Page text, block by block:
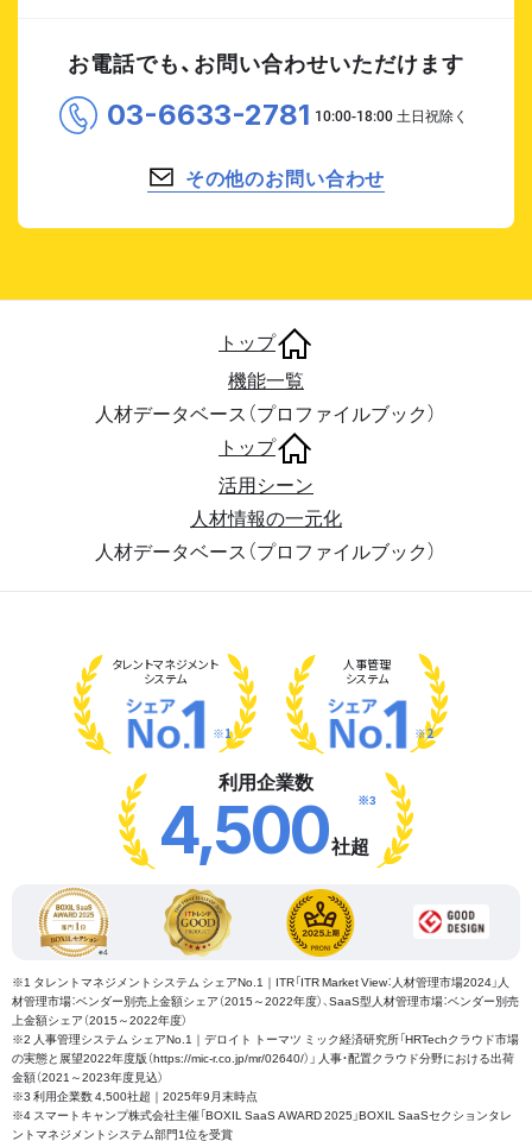
お電話でも、お問い合わせいただけます
03-6633-2781
その他のお問い合わせ
トップ
機能一覧
人材データベース（プロファイルブック）
トップ
活用シーン
人材情報の一元化
人材データベース（プロファイルブック）
タレントマネジメント
システム
※1
人事管理
システム
※2
利用企業数
4,500社超
※3
※1 タレントマネジメントシステム シェアNo.1｜ITR「ITR Market View：人材管理市場2024」人
材管理市場：ベンダー別売上金額シェア（2015～2022年度）、SaaS型人材管理市場：ベンダー別売
上金額シェア（2015～2022年度）
※2 人事管理システム シェアNo.1｜デロイト トーマツ ミック経済研究所「HRTechクラウド市場
の実態と展望2022年度版（https://mic-r.co.jp/mr/02640/）」 人事・配置クラウド分野における出荷
金額（2021～2023年度見込）
※3 利用企業数 4,500社超｜2025年9月末時点
※4 スマートキャンプ株式会社主催「BOXIL SaaS AWARD 2025」BOXIL SaaSセクションタレ
ントマネジメントシステム部門1位を受賞